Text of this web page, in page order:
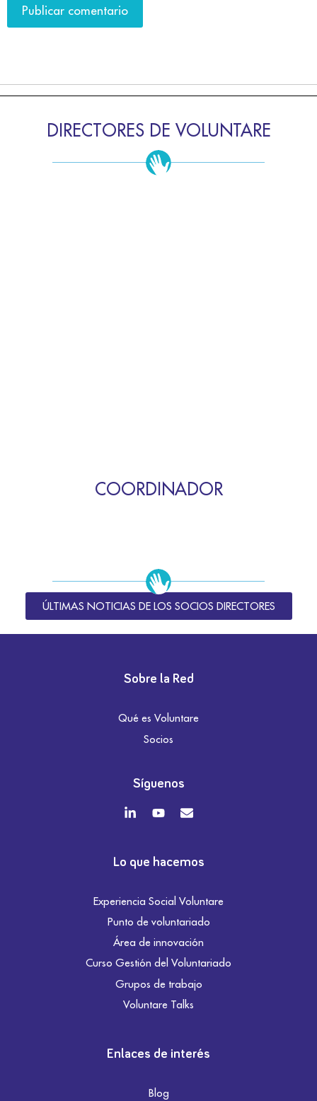
DIRECTORES DE VOLUNTARE
COORDINADOR
ÚLTIMAS NOTICIAS DE LOS SOCIOS DIRECTORES
Sobre la Red
Qué es Voluntare
Socios
Síguenos
Lo que hacemos
Experiencia Social Voluntare
Punto de voluntariado
Área de innovación
Curso Gestión del Voluntariado
Grupos de trabajo
Voluntare Talks
Enlaces de interés
Blog